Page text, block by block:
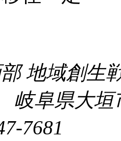
地域創生
岐阜県大垣
7681